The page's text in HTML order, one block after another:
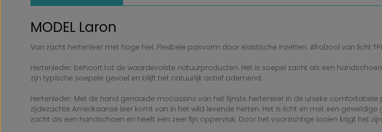
MODEL Laron
Van zacht hertenleer met hoge hiel. Flexibele pasvorm door elastische inzetten. Afrolzool van licht
Hertenleder: behoort tot de waardevolste natuurproducten. Het is soepel zacht als een
zijn typische soepele gevoel en blijft het natuurlijk actief ademend.
Hertenleder: Met de hand genaaide mocassins van het fijnste hertenleer in de unieke
zijdezachte Amerikaanse leer komt van in het wild levende herten. Het is licht en met een
zacht als een handschoen en heeft een zeer fijn oppervlak. Door het voorzichtige looien krijgt het